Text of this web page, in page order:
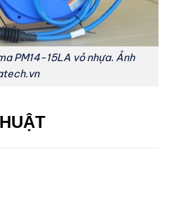
PM14-15LA vỏ nhựa. Ảnh